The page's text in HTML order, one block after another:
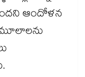
ఆందోళన